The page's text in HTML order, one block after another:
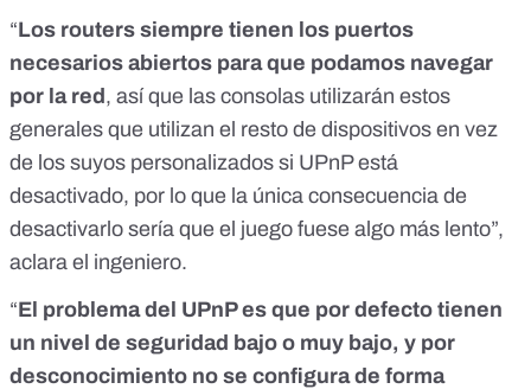
“Los routers siempre tienen los puertos
necesarios abiertos para que podamos navegar
por la red, así que las consolas utilizarán estos
generales que utilizan el resto de dispositivos en vez
de los suyos personalizados si UPnP está
desactivado, por lo que la única consecuencia de
desactivarlo sería que el juego fuese algo más lento”,
aclara el ingeniero.
“El problema del UPnP es que por defecto tienen
un nivel de seguridad bajo o muy bajo, y por
desconocimiento no se configura de forma